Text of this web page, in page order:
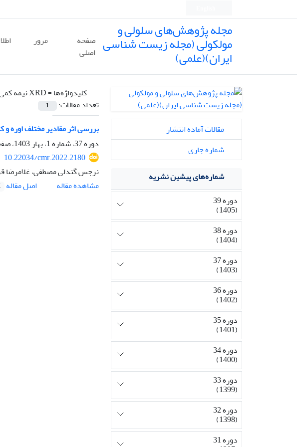
مجله پژوهش‌های سلولی و
مولکولی (مجله زیست شناسی
ایران)(علمی)
صفحه
اصلی
مرور
کلیدواژه‌ها =XRD نیمه کمی
تعداد مقالات:
1
بررسی اثر مقادیر مختلف اوره
دوره 37، شماره 1، بهار 1403، صفحه
10.22034/cmr.2022.2180
نرجس گندلی مصطفی، غلامرضا
مشاهده مقاله
اصل مقاله
مقالات آماده انتشار
شماره جاری
شماره‌های پیشین نشریه
دوره 39
(1405)
دوره 38
(1404)
دوره 37
(1403)
دوره 36
(1402)
دوره 35
(1401)
دوره 34
(1400)
دوره 33
(1399)
دوره 32
(1398)
دوره 31